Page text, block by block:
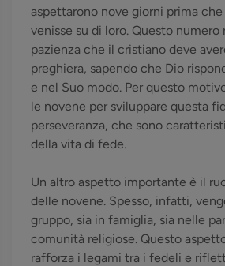
aspettarono nove giorni prima
venisse su di loro. Questo
pazienza che il cristiano deve
preghiera, sapendo che Dio
e nel Suo modo. Per questo
le novene per sviluppare questa
perseveranza, che sono
della vita di fede.
Un altro aspetto importante è il
delle novene. Spesso, infatti,
gruppo, sia in famiglia, sia nelle
comunità religiose. Questo
rafforza i legami tra i fedeli e